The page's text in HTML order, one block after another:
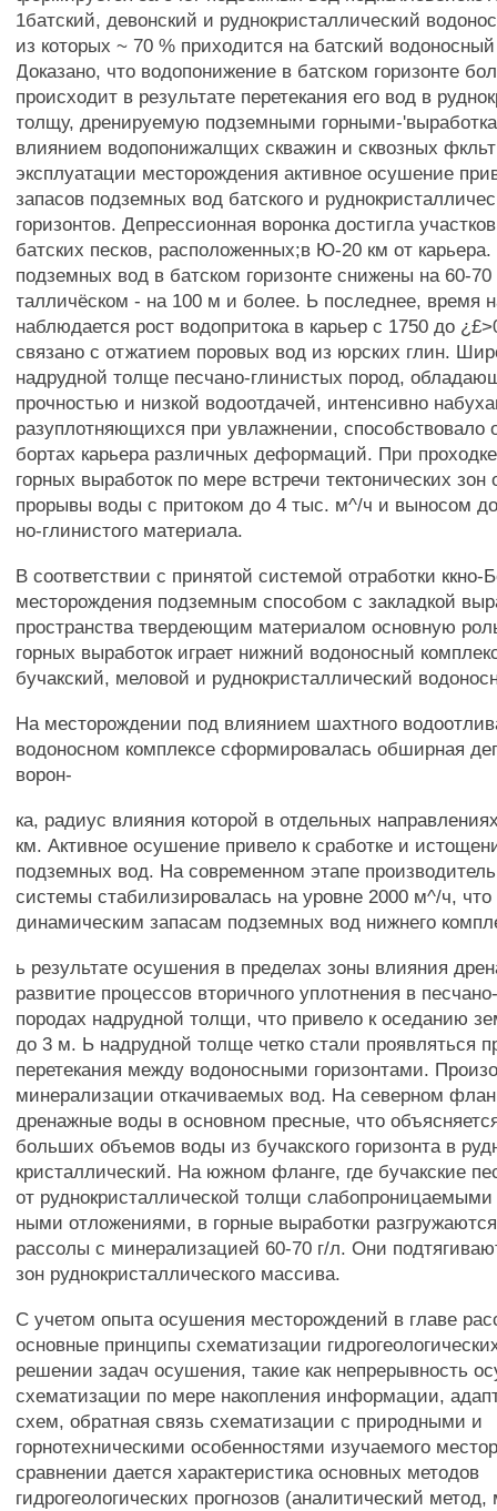
1батский, девонский и руднокристаллический
из которых ~ 70 % приходится на батский водоносный
Доказано, что водопонижение в батском горизонте
происходит в результате перетекания его вод в
толщу, дренируемую подземными горными-
влиянием водопонижалщих скважин и сквозных
эксплуатации месторождения активное осушение
запасов подземных вод батского и
горизонтов. Депрессионная воронка достигла
батских песков, расположенных;в Ю-20 км от
подземных вод в батском горизонте снижены на 60-
талличёском - на 100 м и более. Ь последнее, время
наблюдается рост водопритока в карьер с 1750 до
связано с отжатием поровых вод из юрских глин.
надрудной толще песчано-глинистых пород,
прочностью и низкой водоотдачей, интенсивно
разуплотняющихся при увлажнении, способствовало
бортах карьера различных деформаций. При
горных выработок по мере встречи тектонических зон
прорывы воды с притоком до 4 тыс. м^/ч и выносом
но-глинистого материала.
В соответствии с принятой системой отработки ккно-
месторождения подземным способом с закладкой
пространства твердеющим материалом основную
горных выработок играет нижний водоносный
бучакский, меловой и руднокристаллический
На месторождении под влиянием шахтного
водоносном комплексе сформировалась обширная
ворон-
ка, радиус влияния которой в отдельных
км. Активное осушение привело к сработке и
подземных вод. На современном этапе
системы стабилизировалась на уровне 2000 м^/ч, что
динамическим запасам подземных вод нижнего
ь результате осушения в пределах зоны влияния
развитие процессов вторичного уплотнения в
породах надрудной толщи, что привело к оседанию
до 3 м. Ь надрудной толще четко стали проявляться
перетекания между водоносными горизонтами.
минерализации откачиваемых вод. На северном
дренажные воды в основном пресные, что
больших объемов воды из бучакского горизонта в
кристаллический. На южном фланге, где бучакские
от руднокристаллической толщи
ными отложениями, в горные выработки
рассолы с минерализацией 60-70 г/л. Они
зон руднокристаллического массива.
С учетом опыта осушения месторождений в главе
основные принципы схематизации
решении задач осушения, такие как непрерывность
схематизации по мере накопления информации,
схем, обратная связь схематизации с природными и
горнотехническими особенностями изучаемого
сравнении дается характеристика основных методов
гидрогеологических прогнозов (аналитический